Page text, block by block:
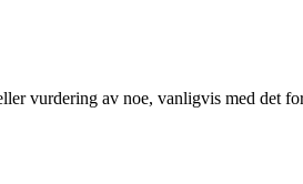
vurdering av noe, vanligvis med det